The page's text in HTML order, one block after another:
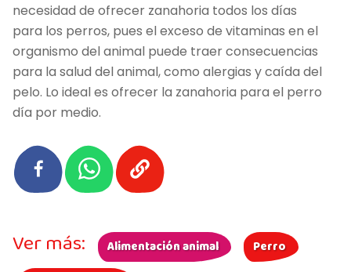
necesidad de ofrecer zanahoria todos los días
para los perros, pues el exceso de vitaminas en el
organismo del animal puede traer consecuencias
para la salud del animal, como alergias y caída del
pelo. Lo ideal es ofrecer la zanahoria para el perro
día por medio.
Ver más: Alimentación animal
Perro